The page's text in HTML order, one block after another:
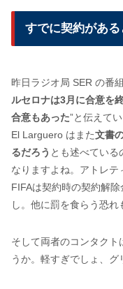
すでに契約があ
昨日ラジオ局 SER の番
ルセロナは3月に合意を
合意もあった”と伝えてい
El Larguero はまた文書
るだろう とも述べている
なりますよね。アトレテ
FIFAは契約時の契約解
し。他に罰を食らう恐れ
そして両者のコンタク
うか。軽すぎでしょ、グ